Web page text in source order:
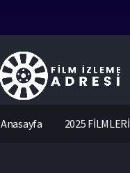
Anasayfa 2025 FİLMLERİ